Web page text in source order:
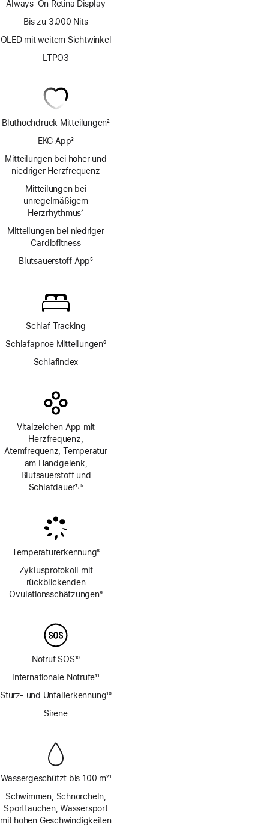
Always-On Retina Display
Bis zu 3.000 Nits
OLED mit weitem Sichtwinkel
LTPO3
Bluthochdruck Mitteilungen2
EKG App3
Mitteilungen bei hoher und
niedriger Herzfrequenz
Mitteilungen bei
unregelmäßigem
Herzrhythmus4
Mitteilungen bei niedriger
Cardio­fitness
Blutsauerstoff App5
Schlaf Tracking
Schlafapnoe Mitteilungen6
Schlafindex
Vitalzeichen App mit
Herzfrequenz,
Atemfrequenz, Temperatur
am Handgelenk,
Blutsauerstoff und
Schlafdauer7 5
Temperaturerkennung8
Zyklusprotokoll mit
rückblickenden
Ovulations­schätzungen9
Notruf SOS10
Internationale Notrufe11
Sturz- und Unfallerkennung10
Sirene
Wassergeschützt bis 100 m21
Schwimmen, Schnorcheln,
Sporttauchen, Wassersport
mit hohen Geschwindigkeiten